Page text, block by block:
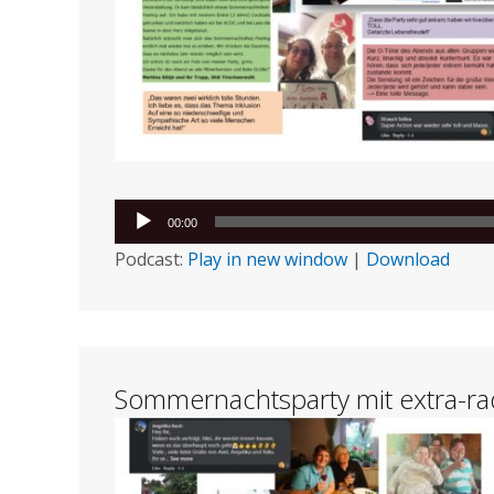
Audio-
Player
00:00
Podcast: Play in new window | Download
Sommernachtsparty mit extra-